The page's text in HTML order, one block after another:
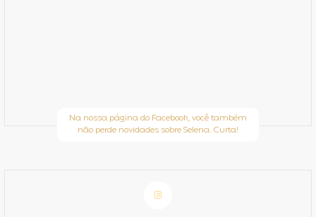
Na nossa página do Facebook, você também
não perde novidades sobre Selena. Curta!